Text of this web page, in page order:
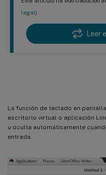
legal)
Leer
La función de teclado en
escritorio virtual o aplicación
u oculta automáticamente
entrada.